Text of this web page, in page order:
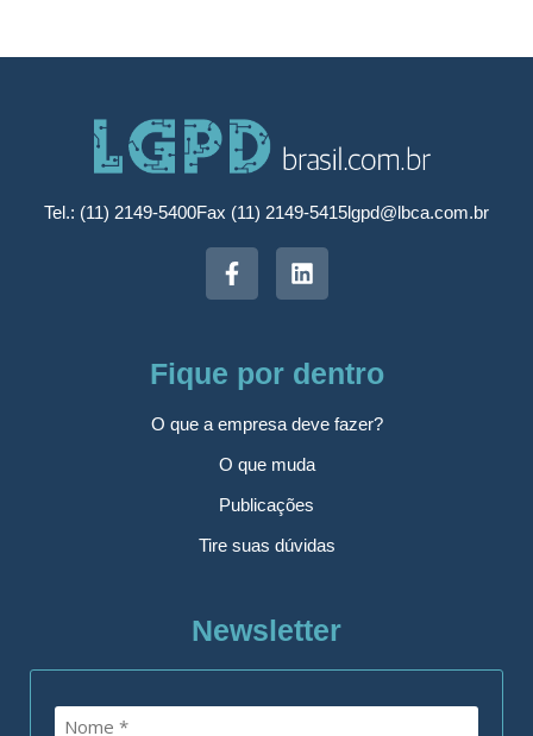
Tel.: (11) 2149-5400Fax (11) 2149-5415lgpd@lbca.com.br
Fique por dentro
O que a empresa deve fazer?
O que muda
Publicações
Tire suas dúvidas
Newsletter